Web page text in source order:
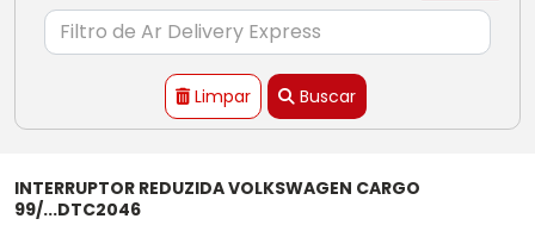
Limpar Buscar
INTERRUPTOR REDUZIDA VOLKSWAGEN CARGO
99/...DTC2046